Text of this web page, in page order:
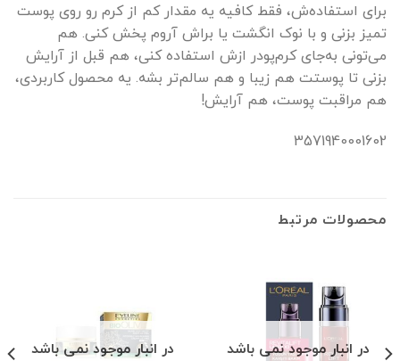
برای استفاده‌ش، فقط کافیه یه مقدار کم از کرم رو روی پوست
تمیز بزنی و با نوک انگشت یا براش آروم پخش کنی. هم
می‌تونی به‌جای کرم‌پودر ازش استفاده کنی، هم قبل از آرایش
بزنی تا پوستت هم زیبا و هم سالم‌تر بشه. یه محصول کاربردی،
هم مراقبت پوست، هم آرایش!
3571940001602
محصولات مرتبط
در انبار موجود نمی باشد در انبار موجود نمی باشد